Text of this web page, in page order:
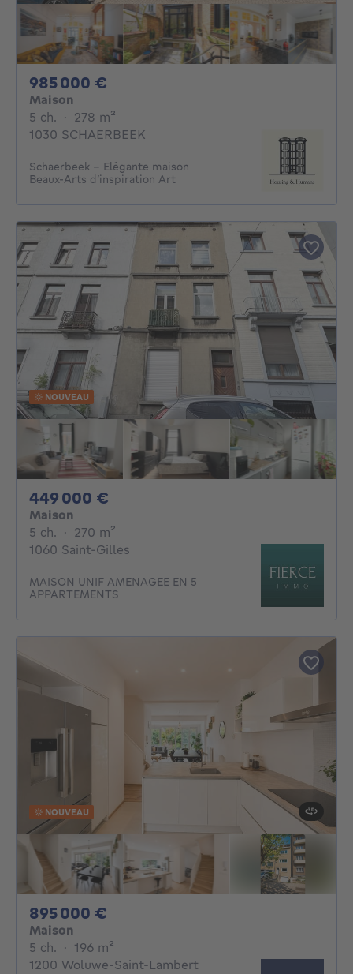
985 000 €
Maison
5 ch. 5 chambres
· 278 m²
1030 SCHAERBEEK
Schaerbeek - Elégante maison
Beaux-Arts d’inspiration Art
NOUVEAU
449 000 €
Maison
5 ch. 5 chambres
· 270 m²
1060 Saint-Gilles
MAISON UNIF AMENAGEE EN 5
APPARTEMENTS
NOUVEAU
895 000 €
Maison
5 ch. 5 chambres
· 196 m²
1200 Woluwe-Saint-Lambert